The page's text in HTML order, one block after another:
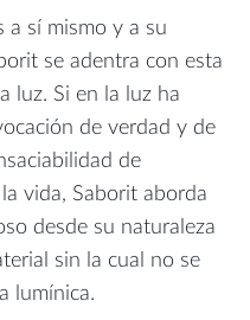
a sí mismo y a su
se adentra con esta
luz. Si en la luz ha
de verdad y de
de
vida, Saborit aborda
desde su naturaleza
sin la cual no se
lumínica.